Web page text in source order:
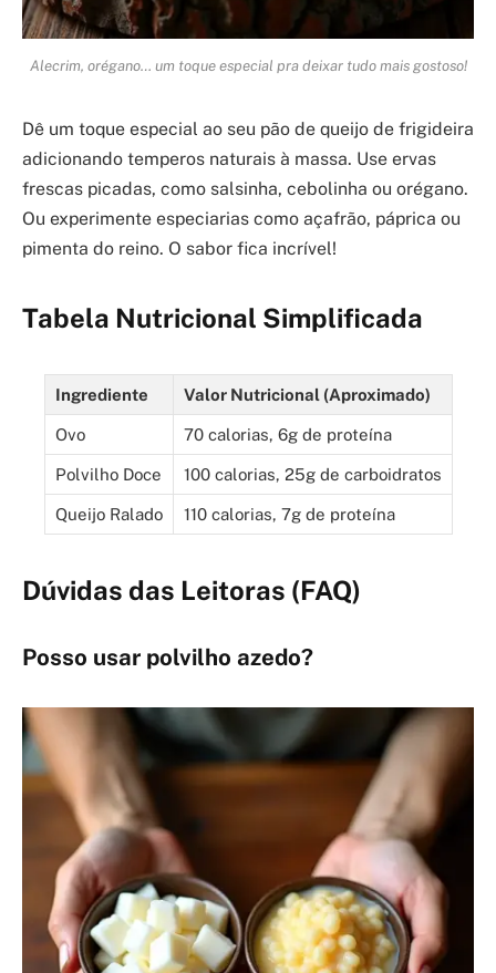
Alecrim, orégano… um toque especial pra deixar tudo mais gostoso!
Dê um toque especial ao seu pão de queijo de frigideira
adicionando temperos naturais à massa. Use ervas
frescas picadas, como salsinha, cebolinha ou orégano.
Ou experimente especiarias como açafrão, páprica ou
pimenta do reino. O sabor fica incrível!
Tabela Nutricional Simplificada
Ingrediente Valor Nutricional (Aproximado)
Ovo 70 calorias, 6g de proteína
Polvilho Doce 100 calorias, 25g de carboidratos
Queijo Ralado 110 calorias, 7g de proteína
Dúvidas das Leitoras (FAQ)
Posso usar polvilho azedo?